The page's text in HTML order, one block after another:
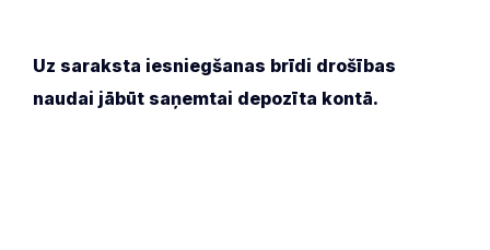
Uz saraksta iesniegšanas brīdi drošības
naudai jābūt saņemtai depozīta kontā.